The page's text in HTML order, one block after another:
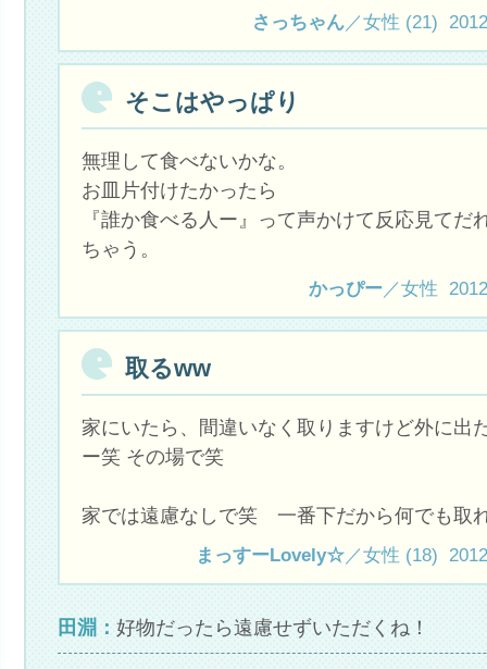
さっちゃん／女性 (21)
そこはやっぱり
無理して食べないかな。
お皿片付けたかったら
『誰か食べる人ー』って声かけて反応見てだ
ちゃう。
かっぴー／女性
取るww
家にいたら、間違いなく取りますけど外に出
ー笑 その場で笑
家では遠慮なしで笑 一番下だから何でも取
まっすーLovely☆／女性 (18)
田淵： 好物だったら遠慮せずいただくね！